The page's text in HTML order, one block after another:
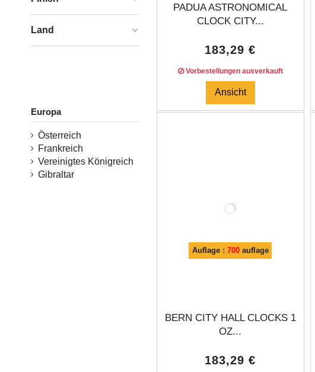
PADUA ASTRONOMICAL
CLOCK CITY...
183,29 €
Vorbestellungen ausverkauft
Ansicht
Auflage : 700auflage
BERN CITY HALL CLOCKS 1
OZ...
183,29 €
Land
Europa
Österreich
Frankreich
Vereinigtes Königreich
Gibraltar